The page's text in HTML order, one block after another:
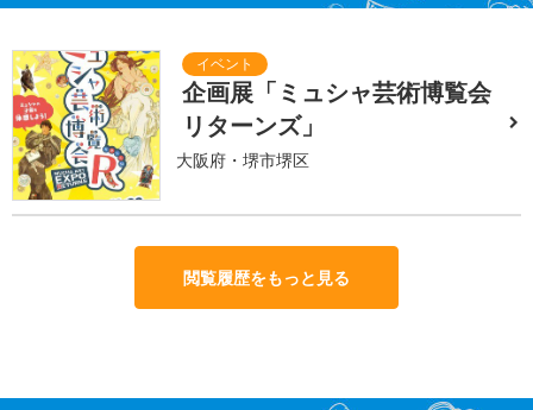
企画展「ミュシャ芸術博覧会
リターンズ」
大阪府・堺市堺区
閲覧履歴をもっと見る